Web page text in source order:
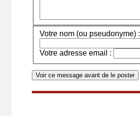
Votre nom (ou pseudonyme) :
Votre adresse email :